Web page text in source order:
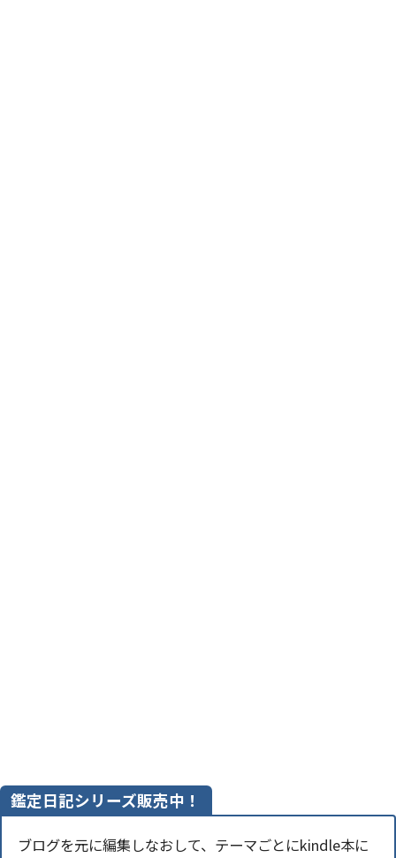
鑑定日記シリーズ販売中！
ブログを元に編集しなおして、テーマごとにkindle本に